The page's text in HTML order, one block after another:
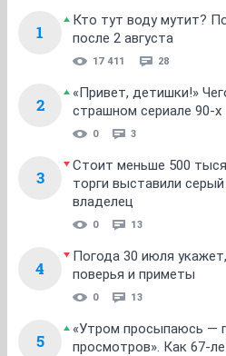
1
Кто тут воду мутит?
после 2 августа
17 411 28
2
«Привет, детишки!»
страшном сериале 90-х
0 3
3
Стоит меньше 500
торги выставили
владелец
0 13
4
Погода 30 июля
поверья и приметы
0 13
5
«Утром просыпаюсь —
просмотров». Как 67-